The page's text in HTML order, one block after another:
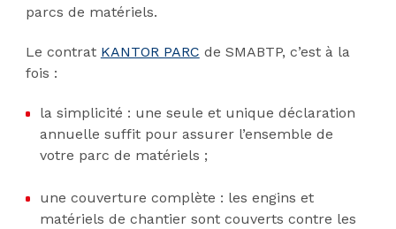
parcs de matériels.
Le contrat KANTOR PARC de SMABTP, c’est à la
fois :
la simplicité : une seule et unique déclaration
annuelle suffit pour assurer l’ensemble de
votre parc de matériels ;
une couverture complète : les engins et
matériels de chantier sont couverts contre les